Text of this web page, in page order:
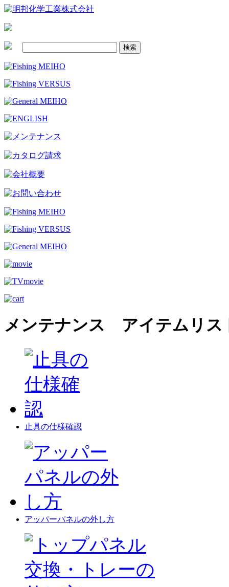
メンテナンス アイテムリス
止具の仕様確認
アッパーパネルの外し方